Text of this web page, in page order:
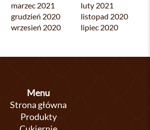
marzec 2021
luty 2021
grudzień 2020
listopad 2020
wrzesień 2020 lipiec 2020
Menu
Strona główna
Produkty